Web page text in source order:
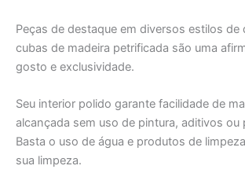
Peças de destaque em diversos estilos de
cubas de madeira petrificada são uma
gosto e exclusividade.
Seu interior polido garante facilidade de
alcançada sem uso de pintura, aditivos ou
Basta o uso de água e produtos de
sua limpeza.